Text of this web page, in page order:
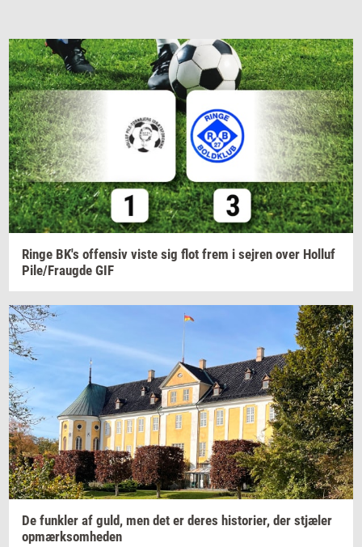
Ringe BK's of­fen­siv viste sig flot frem i sej­ren over Hol­luf
Pile/Fraug­de GIF
De funk­ler af guld, men det er deres hi­sto­ri­er, der stjæ­ler
op­mærk­som­he­den